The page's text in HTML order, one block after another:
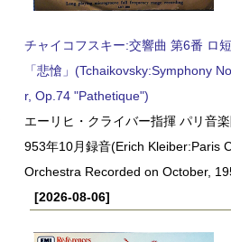
チャイコフスキー:交響曲 第6番 ロ
「悲愴」(Tchaikovsky:Symphony
r, Op.74 "Pathetique")
エーリヒ・クライバー指揮 パリ音
953年10月録音(Erich Kleiber:Paris
Orchestra Recorded on October,
[2026-08-06]